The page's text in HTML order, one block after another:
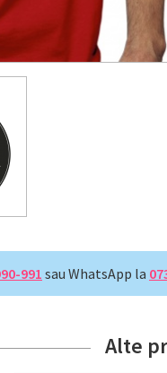
991 sau WhatsApp la
Alte